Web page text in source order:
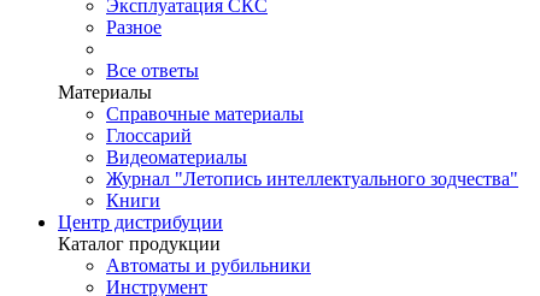
Эксплуатация СКС
Разное
Все ответы
Материалы
Справочные материалы
Глоссарий
Видеоматериалы
Журнал "Летопись интеллектуального зодчества"
Книги
Центр дистрибуции
Каталог продукции
Автоматы и рубильники
Инструмент